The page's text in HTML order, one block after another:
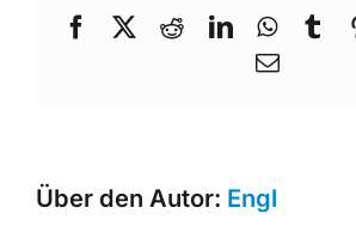
FacebookRedditLinkedIn
E-
Über den Autor: Engl